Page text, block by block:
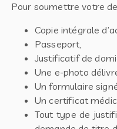
Pour soumettre votre
Copie intégrale
Passeport,
Justificatif de
Une e-photo
Un formulaire
Un certificat
Tout type de